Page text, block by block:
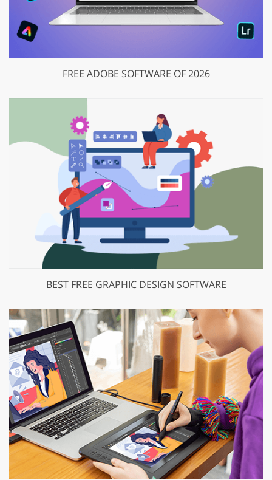
FREE ADOBE SOFTWARE OF 2026
BEST FREE GRAPHIC DESIGN SOFTWARE